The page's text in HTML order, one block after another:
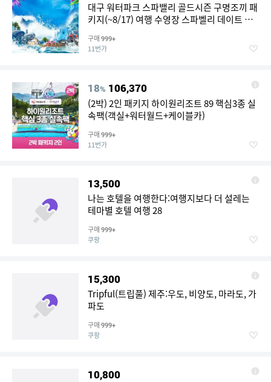
대구 워터파크 스파밸리 골드시즌 구명조끼 패
키지(~8/17) 여행 수영장 스파벨리 데이트 가
구매 999+
11번가
18% 106,370
(2박) 2인 패키지 하이원리조트 89 핵심3종 실
속팩(객실+워터월드+케이블카)
구매 999+
11번가
13,500
나는 호텔을 여행한다:여행지보다 더 설레는
테마별 호텔 여행 28
구매 999+
쿠팡
15,300
Tripful(트립풀) 제주:우도, 비양도, 마라도, 가
파도
구매 999+
쿠팡
10,800